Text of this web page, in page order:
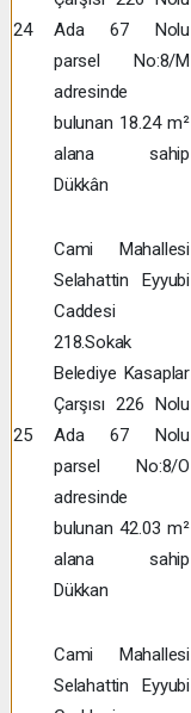
24
Ada 67 Nolu
parsel No:8/M
adresinde
bulunan 18.24 m²
alana sahip
Dükkân
25
Cami Mahallesi
Selahattin Eyyubi
Caddesi
218.Sokak
Belediye Kasaplar
Çarşısı 226 Nolu
Ada 67 Nolu
parsel No:8/O
adresinde
bulunan 42.03 m²
alana sahip
Dükkan
Cami Mahallesi
Selahattin Eyyubi